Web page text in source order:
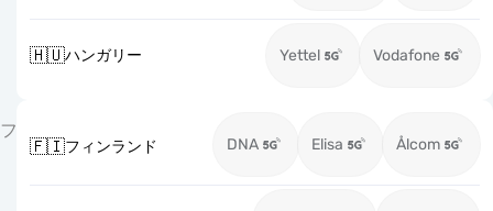
🇭🇺ハンガリー Yettel Vodafone
フ
🇫🇮フィンランド DNA Elisa Ålcom